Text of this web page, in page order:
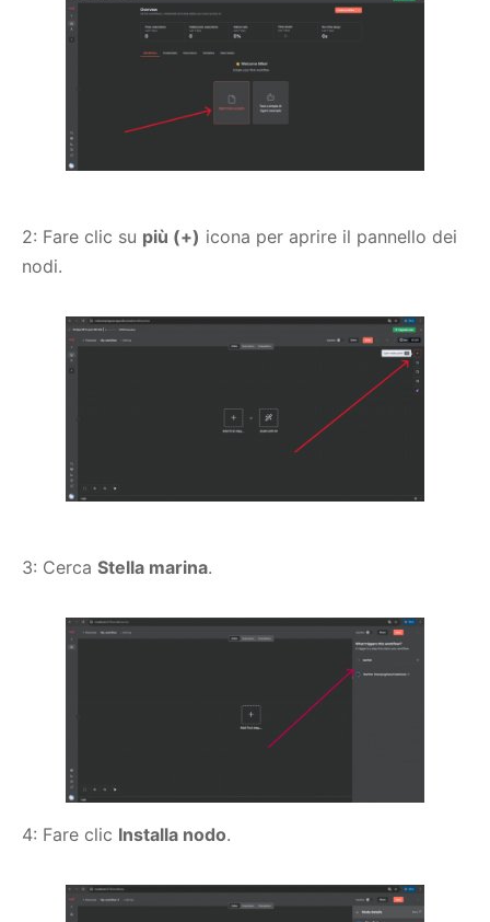
2: Fare clic su più (+) icona per aprire il pannello dei
nodi.
3: Cerca Stella marina.
4: Fare clic Installa nodo.